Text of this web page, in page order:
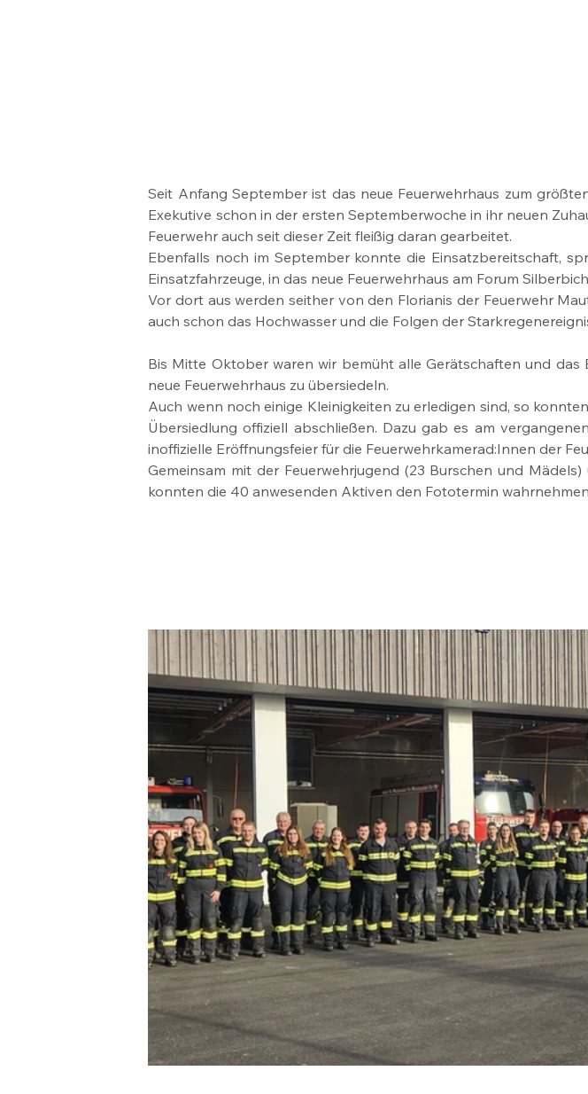
Seit Anfang September ist das neue Feuerwehrhaus zum
Exekutive schon in der ersten Septemberwoche in ihr neuen
Feuerwehr auch seit dieser Zeit fleißig daran gearbeitet.
Ebenfalls noch im September konnte die Einsatzbereitschaft,
Einsatzfahrzeuge, in das neue Feuerwehrhaus am Forum
Vor dort aus werden seither von den Florianis der Feuerwehr
auch schon das Hochwasser und die Folgen der
Bis Mitte Oktober waren wir bemüht alle Gerätschaften und das
neue Feuerwehrhaus zu übersiedeln.
Auch wenn noch einige Kleinigkeiten zu erledigen sind, so
Übersiedlung offiziell abschließen. Dazu gab es am
inoffizielle Eröffnungsfeier für die Feuerwehrkamerad:Innen der
Gemeinsam mit der Feuerwehrjugend (23 Burschen und Mädels)
konnten die 40 anwesenden Aktiven den Fototermin